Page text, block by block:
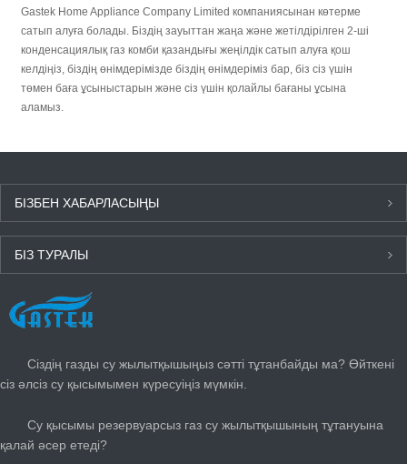
Gastek Home Appliance Company Limited компаниясынан көтерме
сатып алуға болады. Біздің зауыттан жаңа және жетілдірілген 2-ші
конденсациялық газ комби қазандығы жеңілдік сатып алуға қош
келдіңіз, біздің өнімдерімізде біздің өнімдеріміз бар, біз сіз үшін
төмен баға ұсыныстарын және сіз үшін қолайлы бағаны ұсына
аламыз.
БІЗБЕН ХАБАРЛАСЫҢЫ
БІЗ ТУРАЛЫ
СОҢҒЫ ЖАҢАЛЫҚТАР
Сіздің газды су жылытқышыңыз сәтті тұтанбайды ма? Өйткені
сіз әлсіз су қысымымен күресуіңіз мүмкін.
Су қысымы резервуарсыз газ су жылытқышының тұтануына
қалай әсер етеді?